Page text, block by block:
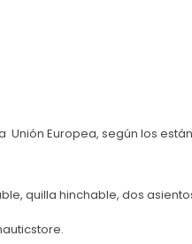
Unión Europea, según los
quilla hinchable, dos